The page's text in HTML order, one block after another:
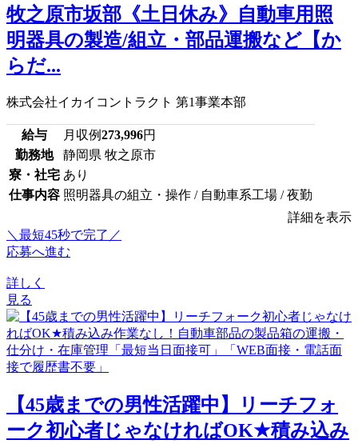
牧之原市坂部《土日休み》自動車用照
明器具の製造/組立・部品運搬など【か
らだ...
株式会社イカイコントラクト 第1事業本部
給与 月収例273,996円
勤務地
静岡県 牧之原市
寮・社宅 あり
仕事内容 照明器具の組立・操作 / 自動車系工場 / 夜勤
詳細を表示
＼最短45秒で完了／
応募へ進む
詳しく
見る
【45歳までの男性活躍中】リーチフォ
ーク初心者じゃなければOK★積み込み